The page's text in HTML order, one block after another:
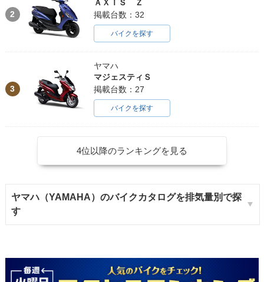
2
ＡＸＩＳ Ｚ
掲載台数：32
バイクを探す
3
ヤマハ
マジェスティＳ
掲載台数：27
バイクを探す
4位以降のランキングを見る
ヤマハ（YAMAHA）のバイクカタログを排気量別で探
す